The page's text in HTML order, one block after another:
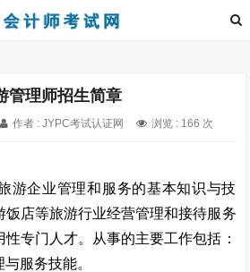
管理师招生简章
作者 : JYPC考试认证网 浏览 : 166 次
游企业管理和服务的基本知识与技
饭店等旅游行业经营管理和接待服务
专门人才。从事的主要工作包括：
服务技能。